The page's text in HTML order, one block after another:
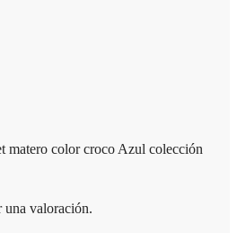
matero color croco Azul colección
valoración.